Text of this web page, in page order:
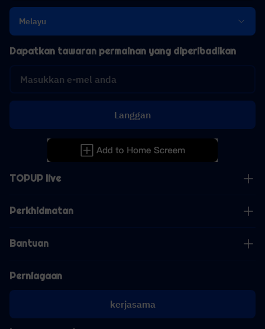
Melayu
TOPUP live
Perkhidmatan
Bantuan
Perniagaan
kerjasama
Dapatkan tawaran permainan yang diperibadikan
Langgan